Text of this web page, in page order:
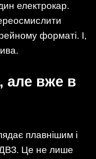
електрокар.
форматі. І,
але вже в
плавнішим і
ДВЗ. Це не лише